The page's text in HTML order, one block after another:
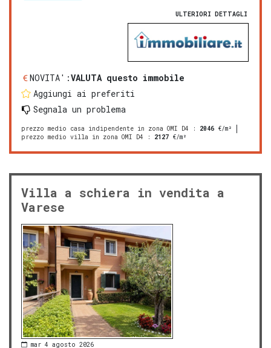
ULTERIORI DETTAGLI
NOVITA':VALUTA questo immobile
Aggiungi ai preferiti
Segnala un problema
prezzo medio casa indipendente in zona OMI D4 : 2046 €/m²
prezzo medio villa in zona OMI D4 : 2127 €/m²
Villa a schiera in vendita a
Varese
mar 4 agosto 2026